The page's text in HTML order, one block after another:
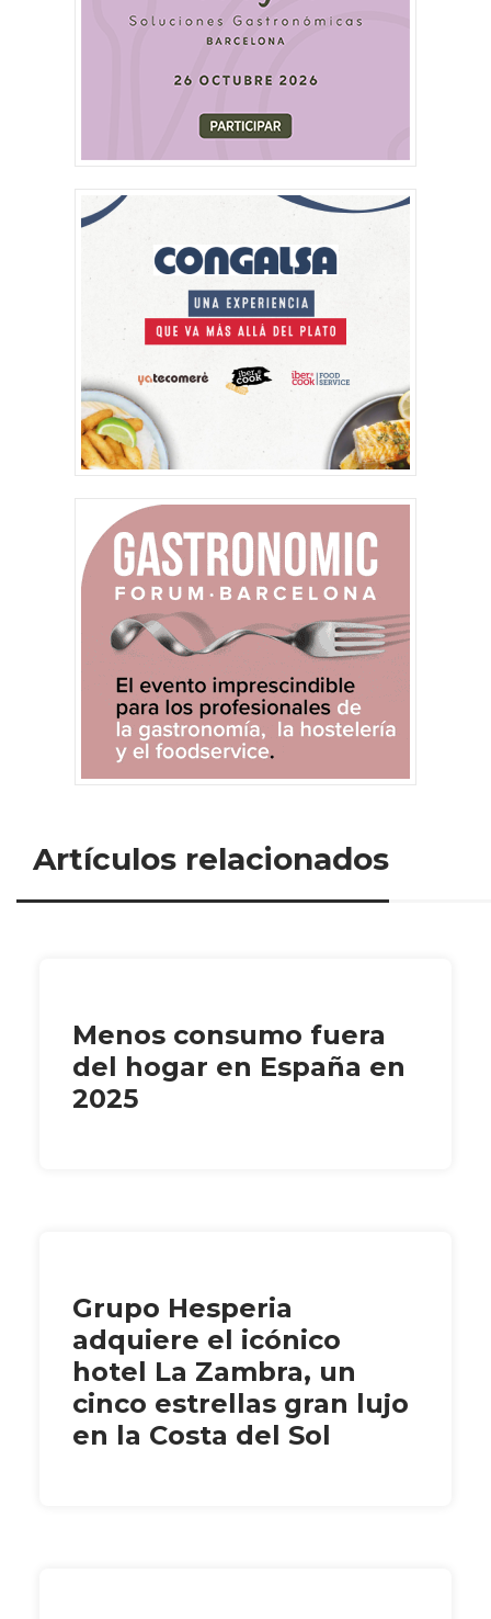
Artículos relacionados
Menos consumo fuera
del hogar en España en
2025
Grupo Hesperia
adquiere el icónico
hotel La Zambra, un
cinco estrellas gran lujo
en la Costa del Sol